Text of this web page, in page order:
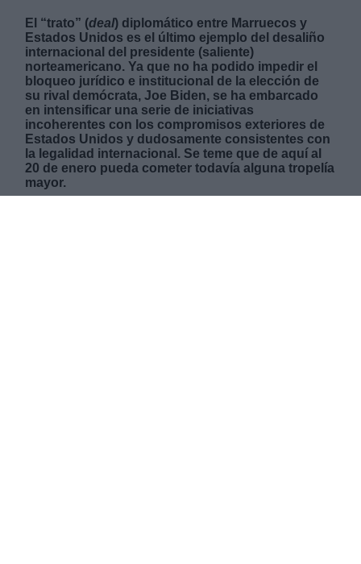
El “trato” (deal) diplomático entre Marruecos y
Estados Unidos es el último ejemplo del desaliño
internacional del presidente (saliente)
norteamericano. Ya que no ha podido impedir el
bloqueo jurídico e institucional de la elección de
su rival demócrata, Joe Biden, se ha embarcado
en intensificar una serie de iniciativas
incoherentes con los compromisos exteriores de
Estados Unidos y dudosamente consistentes con
la legalidad internacional. Se teme que de aquí al
20 de enero pueda cometer todavía alguna tropelía
mayor.